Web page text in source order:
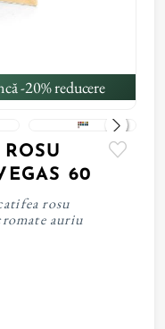
-20% reducere
60
rosu
auriu